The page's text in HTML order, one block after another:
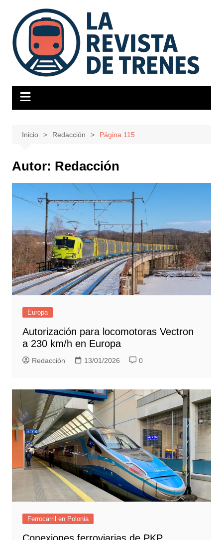
contenido
Inicio Redacción Página 115
Autor: Redacción
Europa
Autorización para locomotoras Vectron
a 230 km/h en Europa
Redacción 13/01/2026 0
Ferrocarril en Polonia